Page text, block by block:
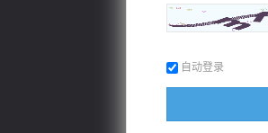
自动登录